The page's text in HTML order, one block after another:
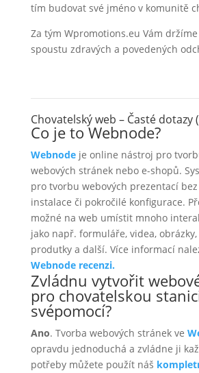
tím budovat své jméno v komunitě
Za tým Wpromotions.eu Vám
spoustu zdravých a povedených
Chovatelský web – Časté dotazy
Co je to Webnode?
Webnodeje online nástroj pro
webových stránek nebo e-shopů.
pro tvorbu webových prezentací
instalace či pokročilé konfigurace.
možné na web umístit mnoho
jako např. formuláře, videa,
produtky a další. Více informací
Webnode recenzi.
Zvládnu vytvořit
pro chovatelskou
svépomocí?
Ano. Tvorba webových stránek ve
opravdu jednoduchá a zvládne ji
potřeby můžete použít náš